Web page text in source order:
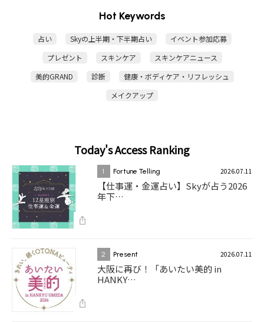
Hot Keywords
占い Skyの上半期・下半期占い
イベント参加応募
プレゼント
スキンケア
スキンケアニュース
美的GRAND
診断
健康・ボディケア・リフレッシュ
メイクアップ
Today's Access Ranking
1 Fortune Telling 2026.07.11
【仕事運・金運占い】Skyが占う2026
年下…
2 Present 2026.07.11
大阪に再び！「あいたい美的 in
HANKY…